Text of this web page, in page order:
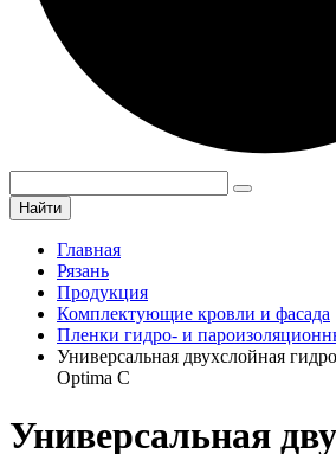
Найти
Главная
Рязань
Продукция
Комплектующие кровли и фасада
Пленки гидро- и
Универсальная двухслойная
Optima C
Универсальная